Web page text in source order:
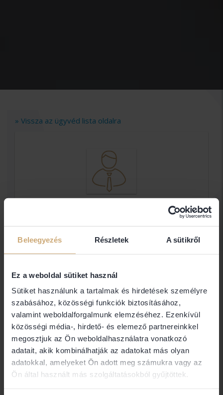
Beleegyezés Részletek A sütikről
Ez a weboldal sütiket használ
Sütiket használunk a tartalmak és hirdetések személyre
szabásához, közösségi funkciók biztosításához,
valamint weboldalforgalmunk elemzéséhez. Ezenkívül
közösségi média-, hirdető- és elemező partnereinkkel
megosztjuk az Ön weboldalhasználatra vonatkozó
adatait, akik kombinálhatják az adatokat más olyan
adatokkal, amelyeket Ön adott meg számukra vagy az
Ön által használt más szolgáltatásokból gyűjtöttek.
» Vissza az ügyvéd lista oldalra
Dr. Csikai Attila Ügyvéd
CSIKAI ÜGYVÉDI IRODA
Elérhetőségek
1121 Budapest
Amennyiben nem találja a keresett ügyvéd
elérhetőségét (email, telefon), abban az esetben
nem Ügyvédbróker partner. Közvetlen